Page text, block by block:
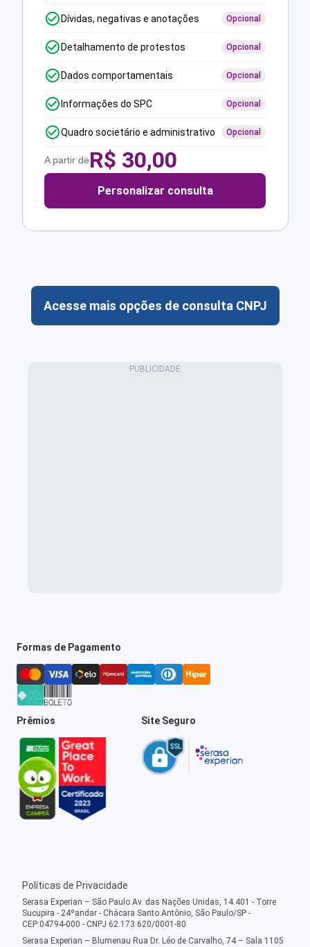
Dívidas, negativas e anotações Opcional
Detalhamento de protestos Opcional
Dados comportamentais Opcional
Informações do SPC Opcional
Quadro societário e administrativo Opcional
A partir deR$ 30,00
Personalizar consulta
Acesse mais opções de consulta CNPJ
Formas de Pagamento
Prêmios Site Seguro
Políticas de Privacidade
Serasa Experian – São Paulo Av. das Nações Unidas, 14.401 - Torre
Sucupira - 24ºandar - Chácara Santo Antônio, São Paulo/SP -
CEP:04794-000 - CNPJ 62.173.620/0001-80
Serasa Experian – Blumenau Rua Dr. Léo de Carvalho, 74 – Sala 1105